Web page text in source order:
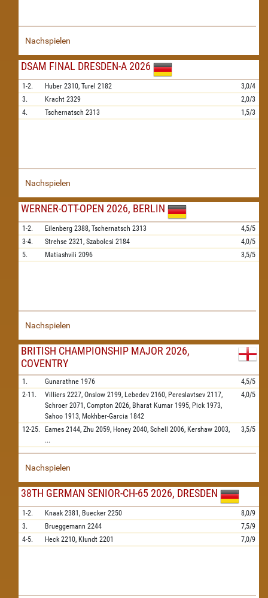
Nachspielen
DSAM FINAL DRESDEN-A 2026
1-2. Huber 2310, Turel 2182
3,0/4
3.
Kracht 2329
2,0/3
4.
Tschernatsch 2313 1,5/3
Nachspielen
WERNER-OTT-OPEN 2026, BERLIN
1-2. Eilenberg 2388, Tschernatsch 2313
4,5/5
3-4.
Strehse 2321, Szabolcsi 2184
4,0/5
5.
Matiashvili 2096 3,5/5
Nachspielen
BRITISH CHAMPIONSHIP MAJOR 2026,
COVENTRY
1. Gunarathne 1976
4,5/5
2-11.
Villiers 2227, Onslow 2199, Lebedev 2160, Pereslavtsev 2117,
Schroer 2071, Compton 2026, Bharat Kumar 1995, Pick 1973,
Sahoo 1913, Mokhber-Garcia 1842
4,0/5
12-25. Eames 2144, Zhu 2059, Honey 2040, Schell 2006, Kershaw 2003,
...
3,5/5
Nachspielen
38TH GERMAN SENIOR-CH-65 2026, DRESDEN
1-2. Knaak 2381, Buecker 2250
8,0/9
3.
Brueggemann 2244
7,5/9
4-5.
Heck 2210, Klundt 2201 7,0/9